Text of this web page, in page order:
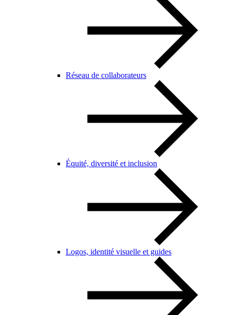
Réseau de collaborateurs
Équité, diversité et inclusion
Logos, identité visuelle et guides